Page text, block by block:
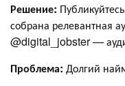
Решение:
собрана релевантная
@digital_jobster —
Проблема: Долгий